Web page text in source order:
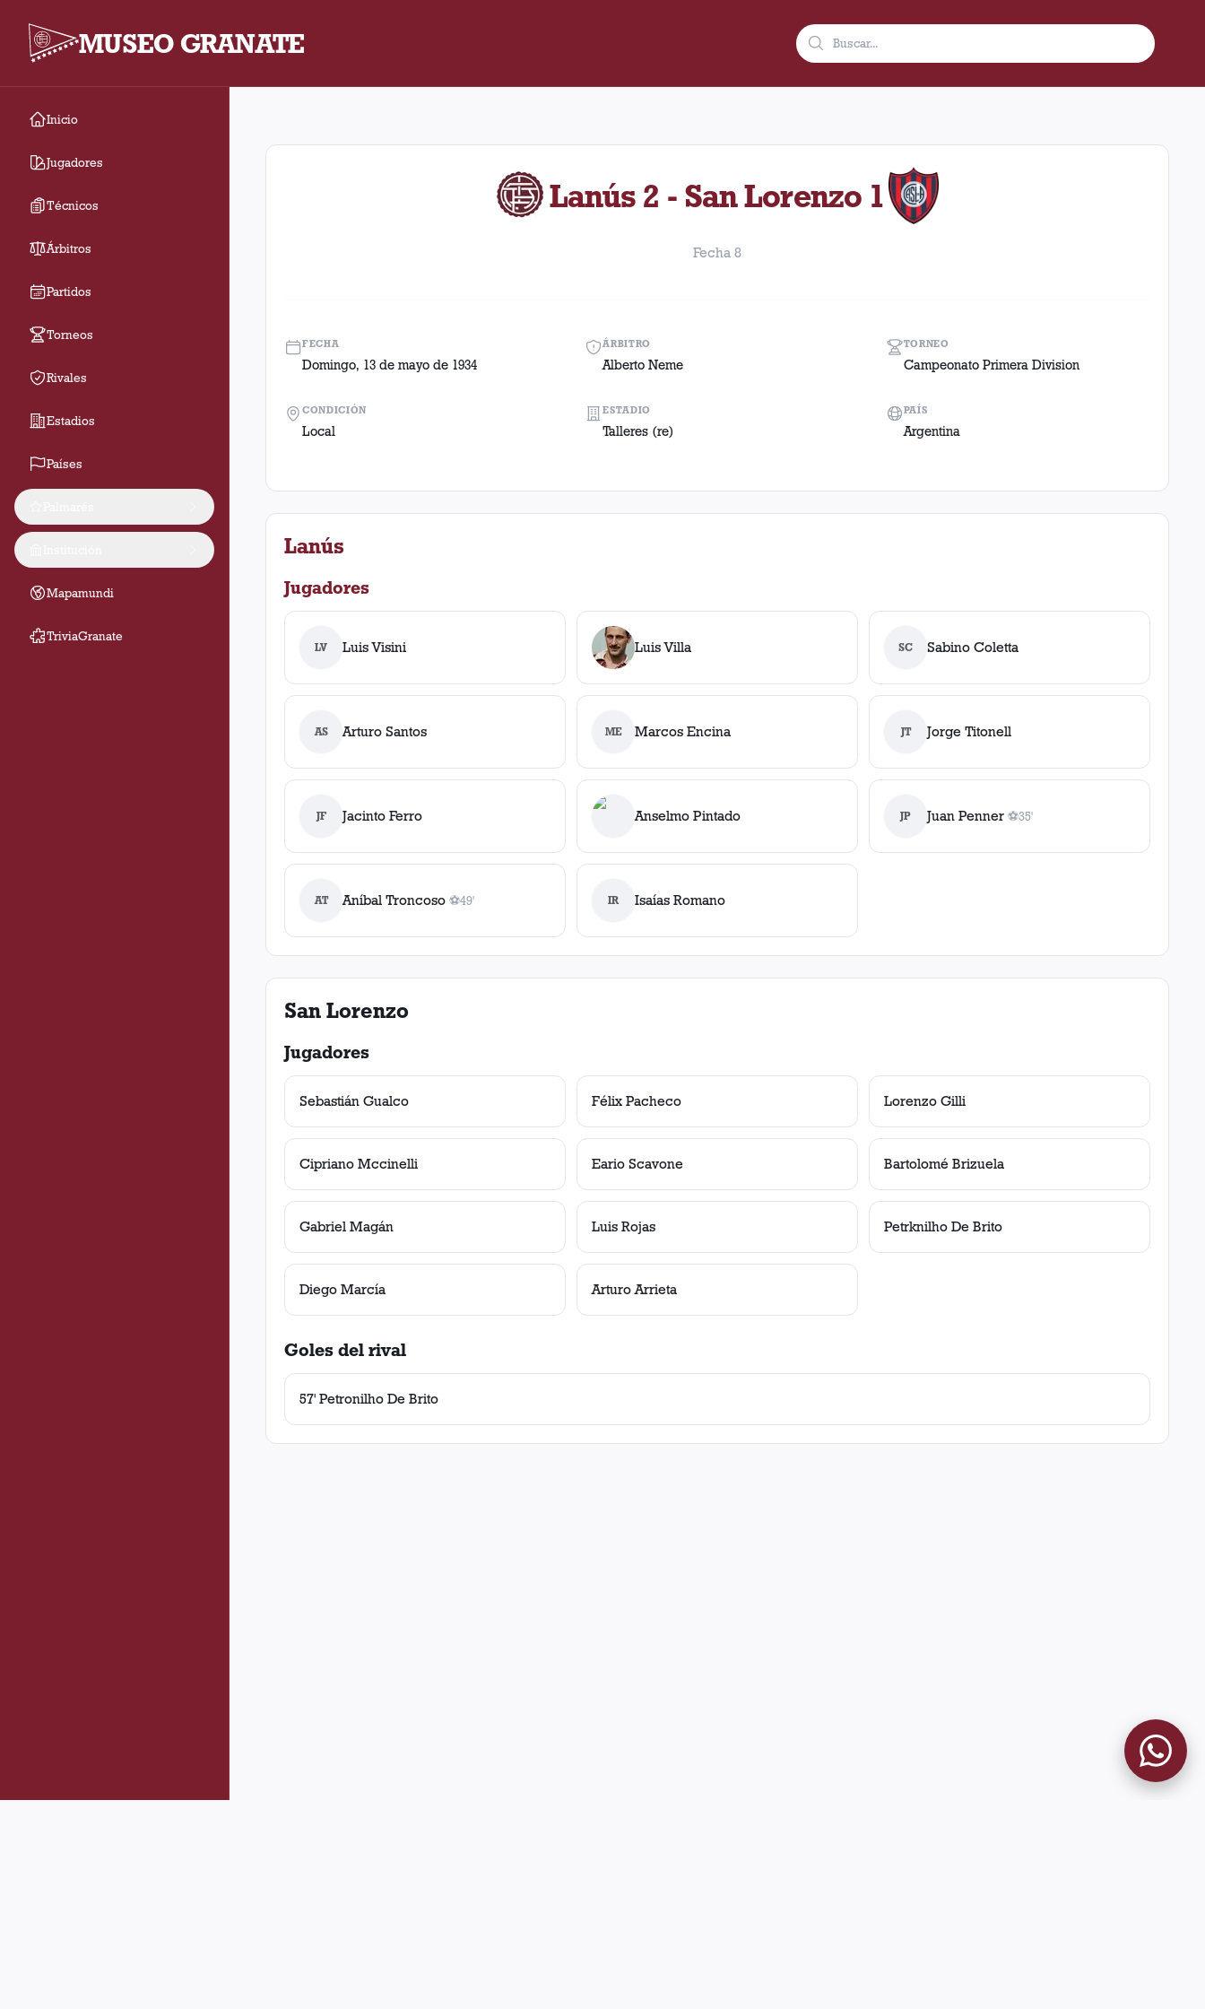
MUSEO GRANATE
Inicio
Jugadores
Técnicos
Árbitros
Partidos
Torneos
Rivales
Estadios
Países
Mapamundi
TriviaGranate
Fecha 8. Partido entre Lanús y San Lorenzo disputado el Domingo, 13 de mayo de 1934 en condición de local en el estadio Talleres (re) (Argentina).
Lanús 2 - San Lorenzo 1
Fecha 8
FECHA
Domingo, 13 de mayo de 1934
ÁRBITRO
Alberto Neme
TORNEO
Campeonato Primera Division
CONDICIÓN
Local
ESTADIO
Talleres (re)
PAÍS
Argentina
Lanús
Jugadores
LV Luis Visini Luis Villa SC Sabino Coletta
AS Arturo Santos ME Marcos Encina JT Jorge Titonell
JF Jacinto Ferro Anselmo Pintado JP Juan Penner ⚽
1gol
35'
AT Aníbal Troncoso ⚽
1gol
49' IR Isaías Romano
San Lorenzo
Jugadores
Sebastián Gualco Félix Pacheco Lorenzo Gilli
Cipriano Mccinelli Eario Scavone Bartolomé Brizuela
Gabriel Magán Luis Rojas Petrknilho De Brito
Diego Marcía Arturo Arrieta
Goles del rival
57' Petronilho De Brito